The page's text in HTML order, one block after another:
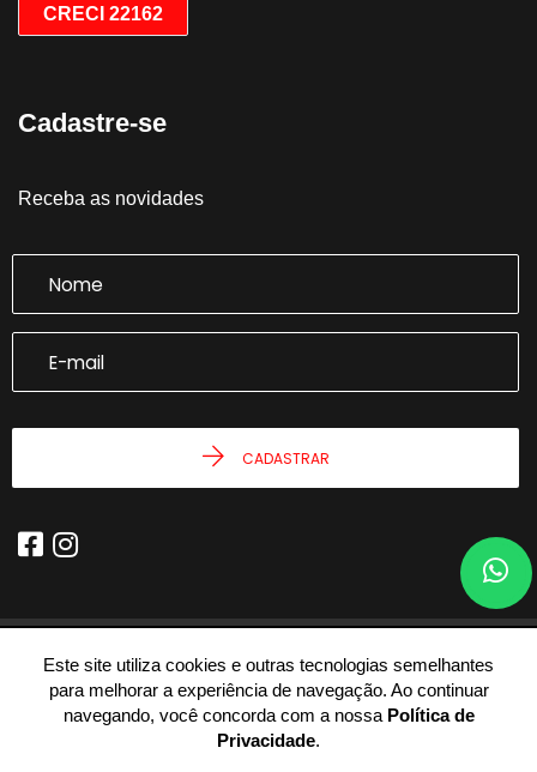
CRECI 22162
Cadastre-se
Receba as novidades
CADASTRAR
© 2026 - Joseph Castro Imóveis -59.946.943/0001-54 -Todos os
Direitos Reservados.
Este site utiliza cookies e outras tecnologias semelhantes
para melhorar a experiência de navegação. Ao continuar
navegando, você concorda com a nossa Política de
Privacidade.